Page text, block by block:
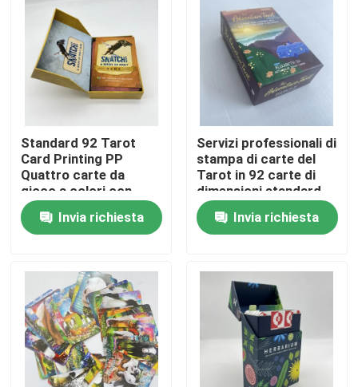
Video
Circa noi
Risorsa
Contattici
Notizie
Richieda una citazione
Stampa dei libri da tavola
Stampa delle carte del tarot
Standard 92 Tarot
Card Printing PP
Quattro carte da
gioco a colori con
design posteriore
Invia richiesta
Servizi professionali di
stampa di carte del
Tarot in 92 carte di
dimensioni standard
Invia richiesta